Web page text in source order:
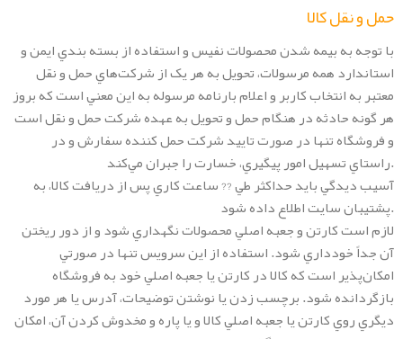
حمل و نقل کالا
با توجه به بيمه شدن محصولات نفيس و استفاده از بسته بندي ايمن و
استاندارد همه مرسولات، تحويل به هر يک از شرکت‏‏‌هاي حمل و نقل
معتبر به انتخاب کاربر و اعلام بارنامه مرسوله به اين معني است که بروز
هر گونه حادثه در هنگام حمل و تحويل به عهده شرکت حمل و نقل است
و فروشگاه تنها در صورت تاييد شرکت حمل کننده سفارش و در
راستاي تسهيل امور پيگيري، خسارت را جبران مي‌‏کند.
آسيب‏‏ ديدگي بايد حداکثر طي ?? ساعت کاري پس از دريافت کالا، به
پشتيبان سايت اطلاع داده شود.
لازم است کارتن و جعبه اصلي محصولات نگهداري شود و از دور ريختن
آن جداً خودداري شود. استفاده از اين سرويس تنها در صورتي
امکان‌پذير است که کالا در کارتن يا جعبه اصلي خود به فروشگاه
بازگردانده شود. برچسب زدن يا نوشتن توضيحات، آدرس يا هر مورد
ديگري روي کارتن يا جعبه اصلي کالا و يا پاره و مخدوش کردن آن، امکان